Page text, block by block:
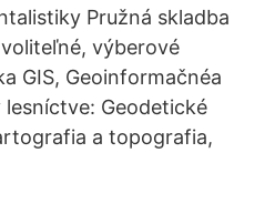
Pružná skladba
výberové
GIS, Geoinformačnéa
Geodetické
a topografia,